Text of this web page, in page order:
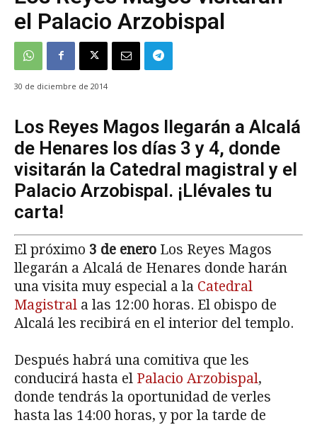
el Palacio Arzobispal
30 de diciembre de 2014
Los Reyes Magos llegarán a Alcalá
de Henares los días 3 y 4, donde
visitarán la Catedral magistral y el
Palacio Arzobispal. ¡Llévales tu
carta!
El próximo 3 de enero Los Reyes Magos
llegarán a Alcalá de Henares donde harán
una visita muy especial a la Catedral
Magistral a las 12:00 horas. El obispo de
Alcalá les recibirá en el interior del templo.
Después habrá una comitiva que les
conducirá hasta el Palacio Arzobispal,
donde tendrás la oportunidad de verles
hasta las 14:00 horas, y por la tarde de